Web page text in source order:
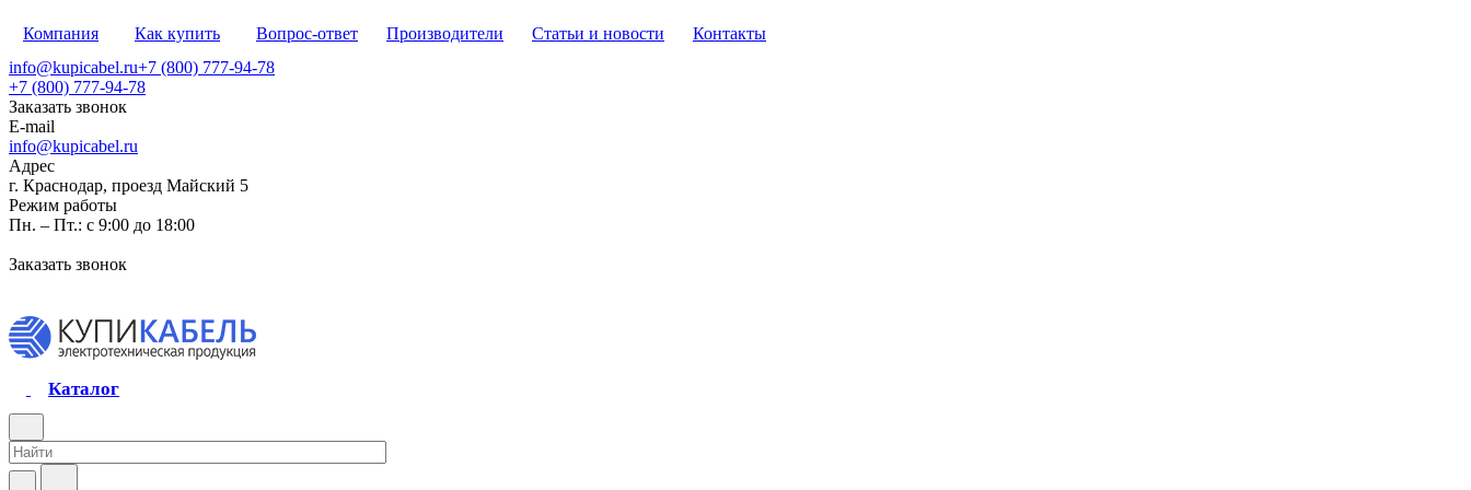
Компания Как купить Вопрос-ответ Производители Статьи и новости
Контакты
info@kupicabel.ru+7 (800) 777-94-78
+7 (800) 777-94-78
Заказать звонок
E-mail
info@kupicabel.ru
Адрес
г. Краснодар, проезд Майский 5
Режим работы
Пн. – Пт.: с 9:00 до 18:00
Заказать звонок
Каталог